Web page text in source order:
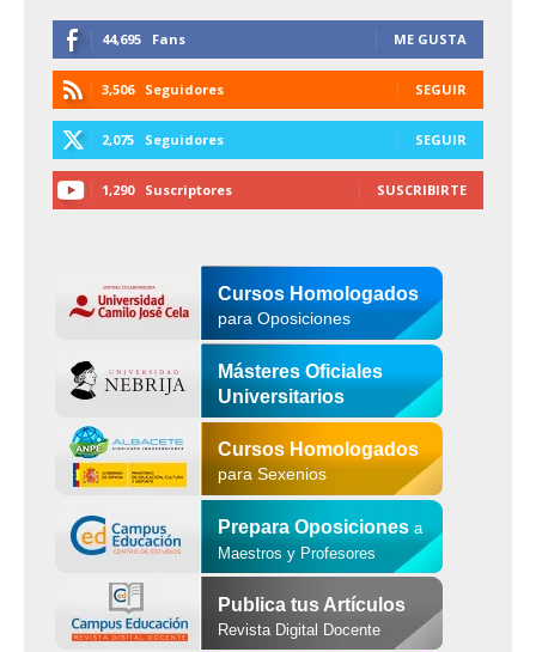
44,695 Fans ME GUSTA
3,506 Seguidores SEGUIR
2,075 Seguidores SEGUIR
1,290 Suscriptores SUSCRIBIRTE
Cursos Homologados
para Oposiciones
Másteres Oficiales
Universitarios
Cursos Homologados
para Sexenios
Prepara Oposiciones a
Maestros y Profesores
Publica tus Artículos
Revista Digital Docente